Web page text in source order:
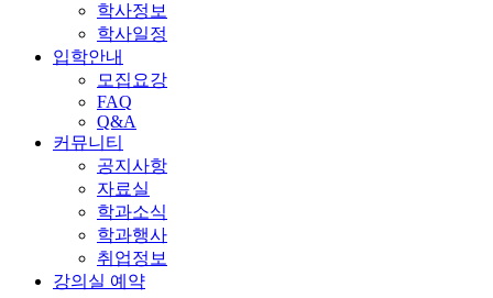
학사정보
학사일정
입학안내
모집요강
FAQ
Q&A
커뮤니티
공지사항
자료실
학과소식
학과행사
취업정보
강의실 예약